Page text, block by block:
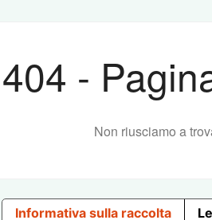
404 -
Non riusciamo a
Informativa sulla raccolta